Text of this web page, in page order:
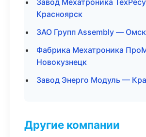
Завод Мехатроника
Красноярск
ЗАО Групп Assembly — Омск
Фабрика Мехатроника
Новокузнецк
Завод Энерго Модуль —
Другие компании